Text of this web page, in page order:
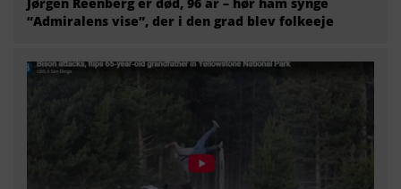
“Admiralens vise”, der i den grad blev folkeeje